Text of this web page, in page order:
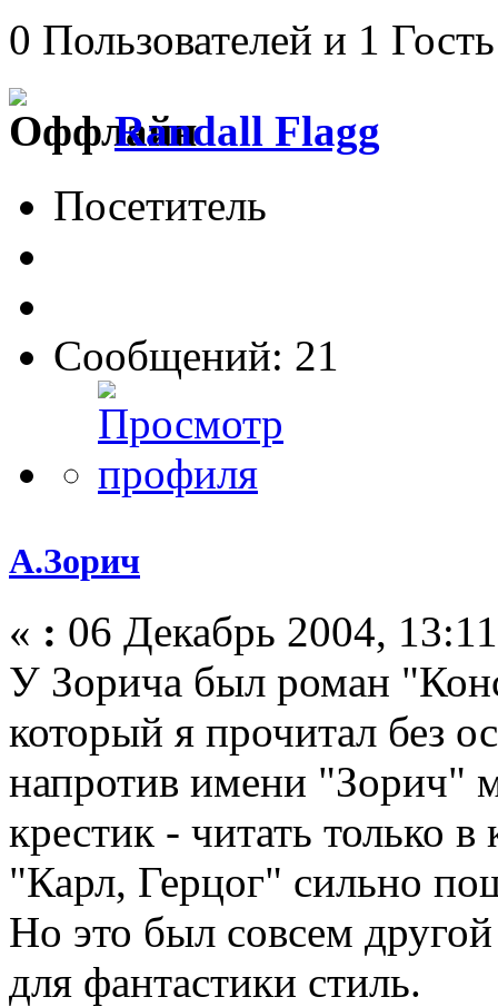
0 Пользователей и 1
Randall Flagg
Посетитель
Сообщений: 21
А.Зорич
« : 06 Декабрь 2004,
У Зорича был роман
который я прочитал без
напротив имени "Зорич"
крестик - читать только
"Карл, Герцог" сильно
Но это был совсем
для фантастики стиль.